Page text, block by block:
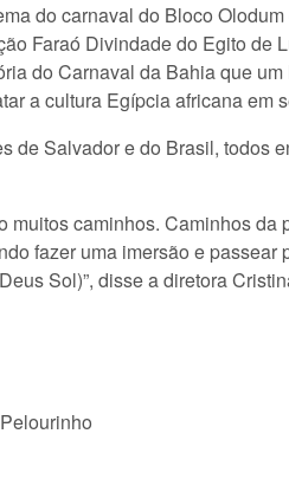
do carnaval do Bloco
Faraó Divindade do Egito de
do Carnaval da Bahia que
a cultura Egípcia africana em
de Salvador e do Brasil, todos
caminhos. Caminhos
fazer uma imersão e
Sol)”, disse a diretora